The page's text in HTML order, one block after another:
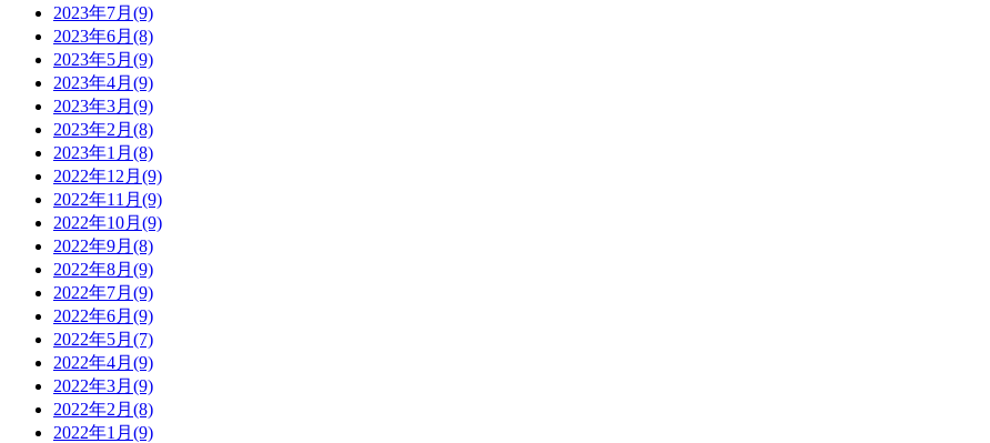
2023年7月(9)
2023年6月(8)
2023年5月(9)
2023年4月(9)
2023年3月(9)
2023年2月(8)
2023年1月(8)
2022年12月(9)
2022年11月(9)
2022年10月(9)
2022年9月(8)
2022年8月(9)
2022年7月(9)
2022年6月(9)
2022年5月(7)
2022年4月(9)
2022年3月(9)
2022年2月(8)
2022年1月(9)